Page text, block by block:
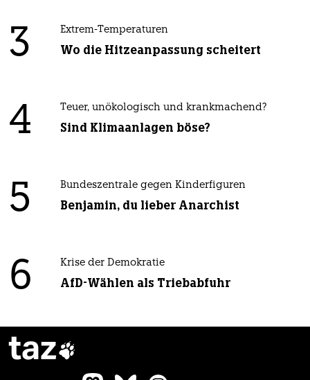
3 Extrem-Temperaturen
Wo die Hitzeanpassung scheitert
4 Teuer, unökologisch und krankmachend?
Sind Klimaanlagen böse?
5 Bundeszentrale gegen Kinderfiguren
Benjamin, du lieber Anarchist
6 Krise der Demokratie
AfD-Wählen als Triebabfuhr
taz